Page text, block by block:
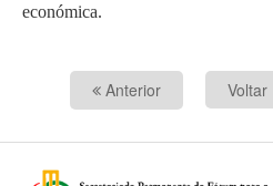
económica.
Anterior Voltar